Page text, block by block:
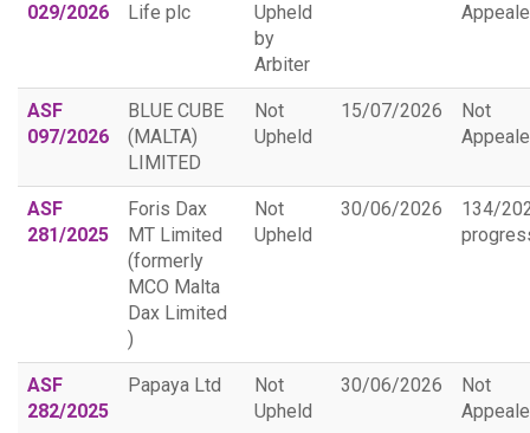
029/2026
Life plc
Upheld
by
Arbiter
ASF
097/2026
BLUE CUBE
(MALTA)
LIMITED
Not
Upheld
15/07/2026
Not
ASF
281/2025
Foris Dax
MT Limited
(formerly
MCO Malta
Dax Limited
)
Not
Upheld
30/06/2026
134/
ASF
282/2025
Papaya Ltd
Not
Upheld
30/06/2026
Not